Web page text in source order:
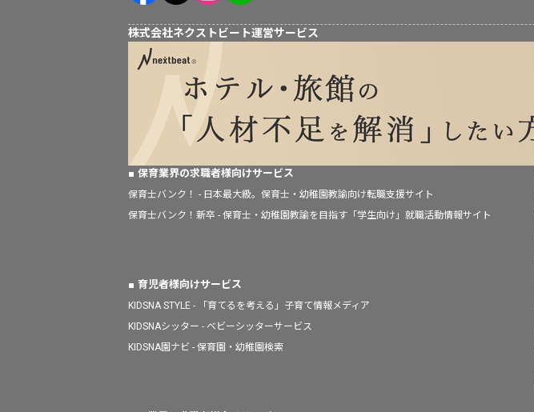
株式会社ネクストビート運営サービス
保育業界の求職者様向けサービス
保育士バンク！ - 日本最大級。保育士・幼稚園教諭向け転職支援サイト
保育士バンク！新卒 - 保育士・幼稚園教諭を目指す「学生向け」就職活動情報サイト
育児者様向けサービス
KIDSNA STYLE - 「育てるを考える」子育て情報メディア
KIDSNAシッター - ベビーシッターサービス
KIDSNA園ナビ - 保育園・幼稚園検索